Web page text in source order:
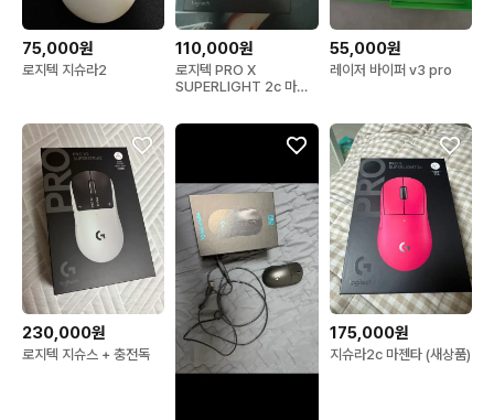
75,000원
로지텍 지슈라2
110,000원
로지텍 PRO X
SUPERLIGHT 2c 마젠
55,000원
레이저 바이퍼 v3 pro
230,000원
로지텍 지슈스 + 충전독
175,000원
지슈라2c 마젠타 (새상품)